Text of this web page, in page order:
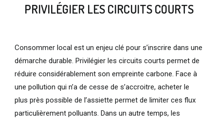
PRIVILÉGIER LES CIRCUITS COURTS
Consommer local est un enjeu clé pour s’inscrire dans une
démarche durable. Privilégier les circuits courts permet de
réduire considérablement son empreinte carbone. Face à
une pollution qui n’a de cesse de s’accroitre, acheter le
plus près possible de l’assiette permet de limiter ces flux
particulièrement polluants. Dans un autre temps, les